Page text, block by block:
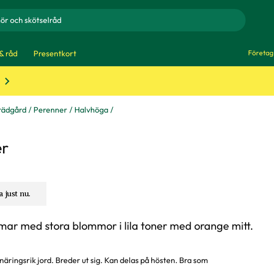
råd Presentkort Företag
Perenner Halvhöga
just nu.
med stora blommor i lila toner med orange mitt.
jord. Breder ut sig. Kan delas på hösten. Bra som